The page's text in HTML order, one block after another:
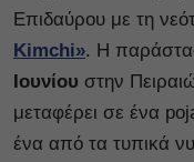
Επιδαύρου με τη
Kimchi». Η
Ιουνίου στην
μεταφέρει σε ένα
ένα από τα τυπικά